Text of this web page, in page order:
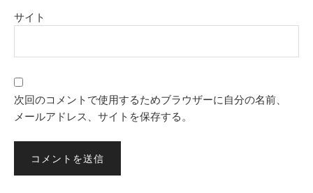
サイト
次回のコメントで使用するためブラウザーに自分の名前、
メールアドレス、サイトを保存する。